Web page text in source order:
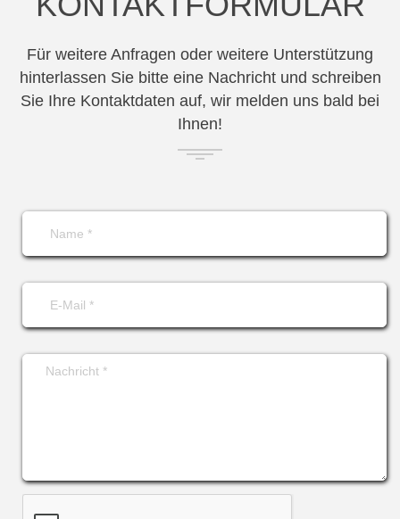
Für weitere Anfragen oder weitere Unterstützung
hinterlassen Sie bitte eine Nachricht und schreiben
Sie Ihre Kontaktdaten auf, wir melden uns bald bei
Ihnen!